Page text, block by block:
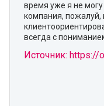
время уже я не
компания,
всегда с
Источник: https://